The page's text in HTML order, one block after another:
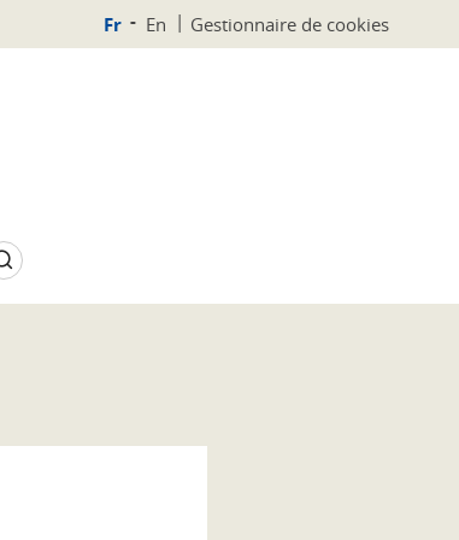
Fr En Gestionnaire de cookies
Rechercher